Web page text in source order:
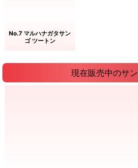
No.7 マルハナガタサン
ゴ ツートン
現在販売中のサ